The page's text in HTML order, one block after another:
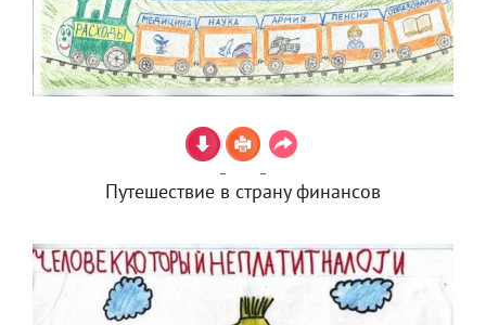
Путешествие в страну финансов